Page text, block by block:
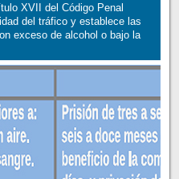
XVII del Código Penal
del tráfico y establece las
exceso de alcohol o bajo la